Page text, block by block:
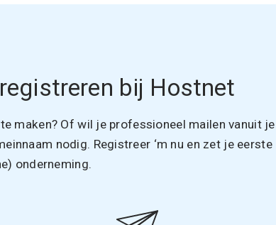
bij Hostnet
maken? Of wil je professioneel mailen vanuit je
nodig. Registreer ‘m nu en zet je eerste
onderneming.